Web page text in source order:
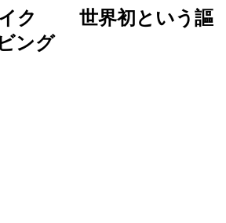
イク 世界初という謳
ング